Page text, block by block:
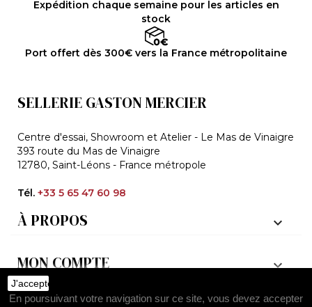
Expédition chaque semaine pour les articles en
stock
Port offert dès 300€ vers la France métropolitaine
SELLERIE GASTON MERCIER
Centre d'essai, Showroom et Atelier - Le Mas de Vinaigre
393 route du Mas de Vinaigre
12780, Saint-Léons - France métropole
Tél. +33 5 65 47 60 98
À PROPOS 
MON COMPTE 
J'accepte
En poursuivant votre navigation sur ce site, vous devez accepter